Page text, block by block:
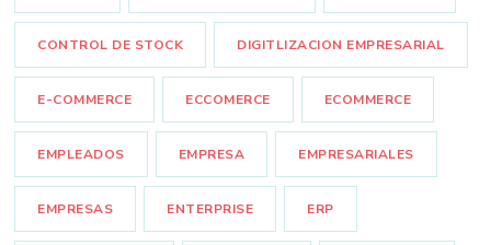
CONTROL DE STOCK DIGITLIZACION EMPRESARIAL
E-COMMERCE ECCOMERCE ECOMMERCE
EMPLEADOS EMPRESA EMPRESARIALES
EMPRESAS ENTERPRISE ERP